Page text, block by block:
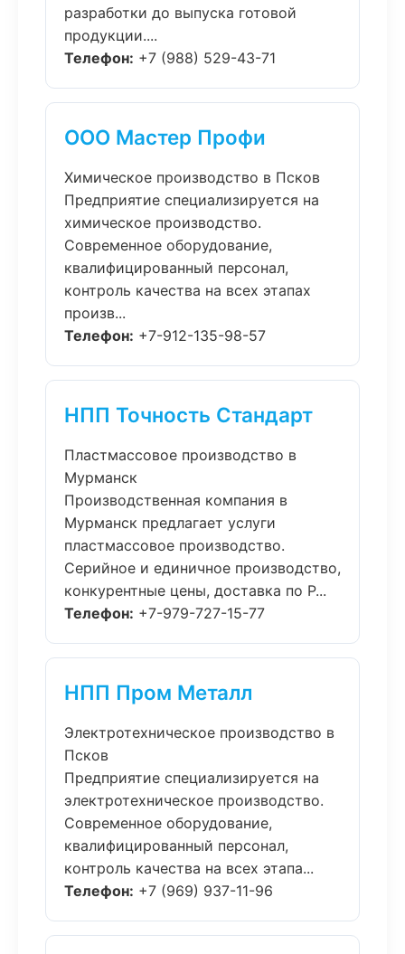
разработки до выпуска готовой
продукции....
Телефон: +7 (988) 529-43-71
ООО Мастер Профи
Химическое производство в Псков
Предприятие специализируется на
химическое производство.
Современное оборудование,
квалифицированный персонал,
контроль качества на всех этапах
произв...
Телефон: +7-912-135-98-57
НПП Точность Стандарт
Пластмассовое производство в
Мурманск
Производственная компания в
Мурманск предлагает услуги
пластмассовое производство.
Серийное и единичное производство,
конкурентные цены, доставка по Р...
Телефон: +7-979-727-15-77
НПП Пром Металл
Электротехническое производство в
Псков
Предприятие специализируется на
электротехническое производство.
Современное оборудование,
квалифицированный персонал,
контроль качества на всех этапа...
Телефон: +7 (969) 937-11-96